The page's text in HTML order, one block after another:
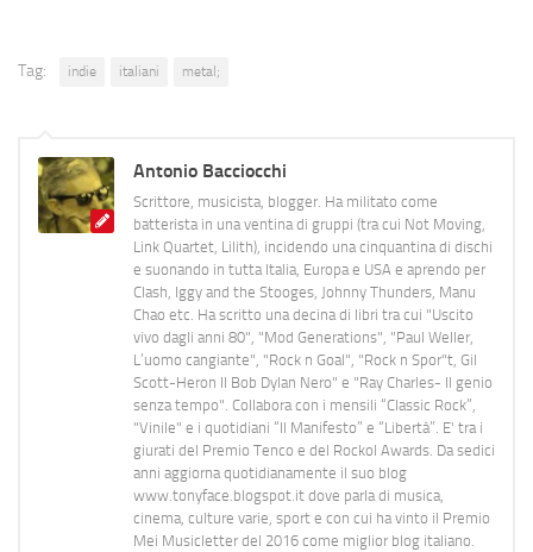
Tag: indie italiani metal;
Antonio Bacciocchi
Scrittore, musicista, blogger. Ha militato come
batterista in una ventina di gruppi (tra cui Not Moving,
Link Quartet, Lilith), incidendo una cinquantina di dischi
e suonando in tutta Italia, Europa e USA e aprendo per
Clash, Iggy and the Stooges, Johnny Thunders, Manu
Chao etc. Ha scritto una decina di libri tra cui "Uscito
vivo dagli anni 80", "Mod Generations", "Paul Weller,
L’uomo cangiante", "Rock n Goal", "Rock n Spor"t, Gil
Scott-Heron Il Bob Dylan Nero" e "Ray Charles- Il genio
senza tempo". Collabora con i mensili “Classic Rock”,
"Vinile" e i quotidiani “Il Manifesto” e “Libertà”. E' tra i
giurati del Premio Tenco e del Rockol Awards. Da sedici
anni aggiorna quotidianamente il suo blog
www.tonyface.blogspot.it dove parla di musica,
cinema, culture varie, sport e con cui ha vinto il Premio
Mei Musicletter del 2016 come miglior blog italiano.